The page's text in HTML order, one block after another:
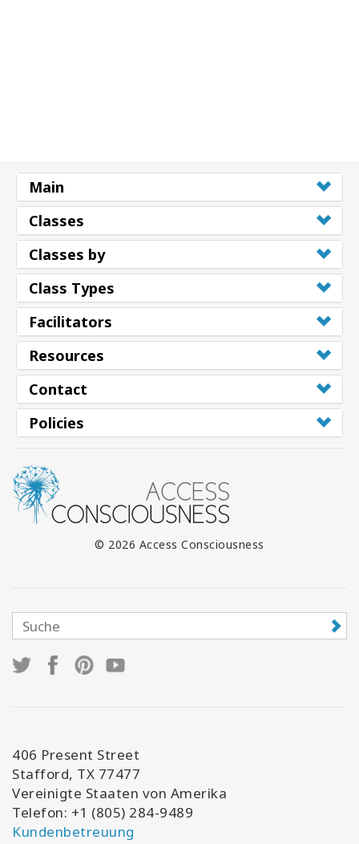
Main
Classes
Classes by
Class Types
Facilitators
Resources
Contact
Policies
© 2026 Access Consciousness
406 Present Street
Stafford, TX 77477
Vereinigte Staaten von Amerika
Telefon: +1 (805) 284-9489
Kundenbetreuung